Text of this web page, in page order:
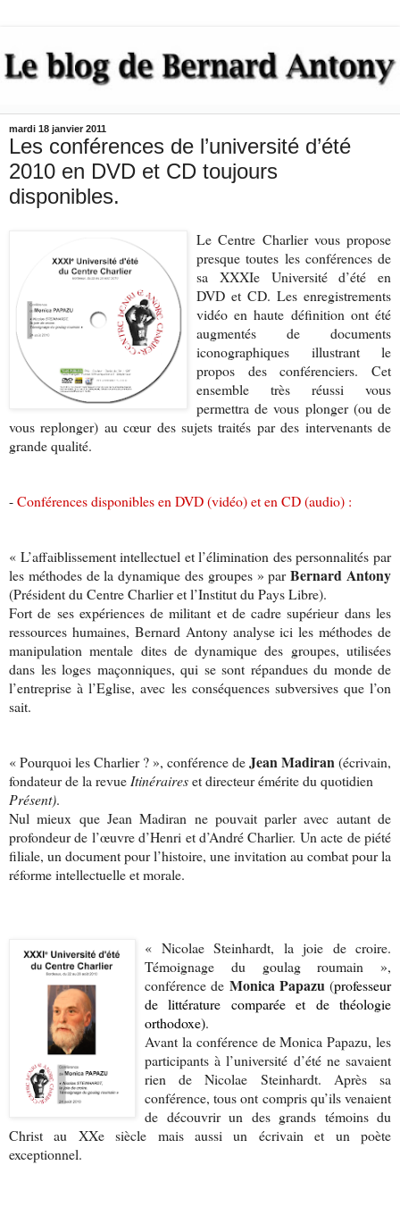
mardi 18 janvier 2011
Les conférences de l’université d’été
2010 en DVD et CD toujours
disponibles.
Le Centre Charlier vous propose
presque toutes les conférences de
sa XXXIe Université d’été en
DVD et CD. Les enregistrements
vidéo en haute définition ont été
augmentés de documents
iconographiques illustrant le
propos des conférenciers. Cet
ensemble très réussi vous
permettra devous plonger (ou de
vous replonger) au cœur des sujets traités par des intervenants de
grande qualité.
-Conférences disponibles en DVD (vidéo) et en CD (audio) :
« L’affaiblissement intellectuel et l’élimination des personnalités par
les méthodes de la dynamique des groupes » parBernard Antony
(Président du Centre Charlier et l’Institut du Pays Libre).
Fort de ses expériences de militant et de cadre supérieur dans les
ressources humaines, Bernard Antony analyse ici les méthodes de
manipulation mentale dites de dynamique des groupes, utilisées
dans les loges maçonniques, qui se sont répandues du monde de
l’entreprise à l’Eglise, avec les conséquences subversives que l’on
sait.
« Pourquoi les Charlier ? », conférence deJean Madiran(écrivain,
fondateur de la revue Itinéraireset directeur émérite du quotidien
Présent).
Nul mieux que Jean Madiran ne pouvait parler avec autant de
profondeur de l’œuvre d’Henri et d’André Charlier. Un acte de piété
filiale, un document pour l’histoire, une invitation au combat pour la
réforme intellectuelle et morale.
« Nicolae Steinhardt, la joie de croire.
Témoignage du goulag roumain »,
conférence de Monica Papazu (professeur
de littérature comparée et de théologie
orthodoxe).
Avant la conférence de Monica Papazu, les
participants à l’université d’été ne savaient
rien de Nicolae Steinhardt. Après sa
conférence, tous ont compris qu’ils venaient
de découvrir un des grands témoins du
Christ au XXe siècle mais aussi un écrivain et un poète
exceptionnel.